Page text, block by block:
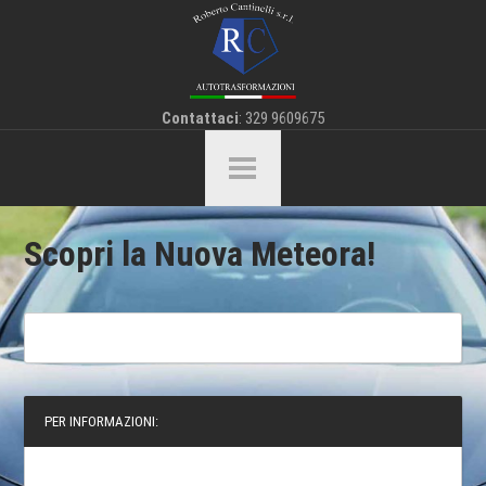
Contattaci: 329 9609675
Scopri la Nuova Meteora!
PER INFORMAZIONI: